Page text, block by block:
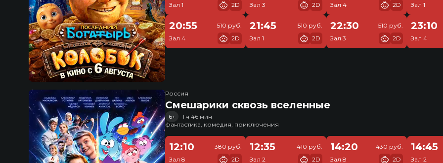
Зал 1
2D
Зал 3
2D
Зал 4
2D
Зал 1
20:55
Зал 4
510 руб.
2D
21:45
Зал 1
510 руб.
2D
22:30
Зал 3
510 руб.
2D
23:10
Зал 4
Россия
Смешарики сквозь вселенные
6+
1 ч 46 мин
фантастика, комедия, приключения
12:10
Зал 8
380 руб.
2D
12:35
Зал 2
410 руб.
2D
14:20
Зал 8
430 руб.
2D
14:45
Зал 2